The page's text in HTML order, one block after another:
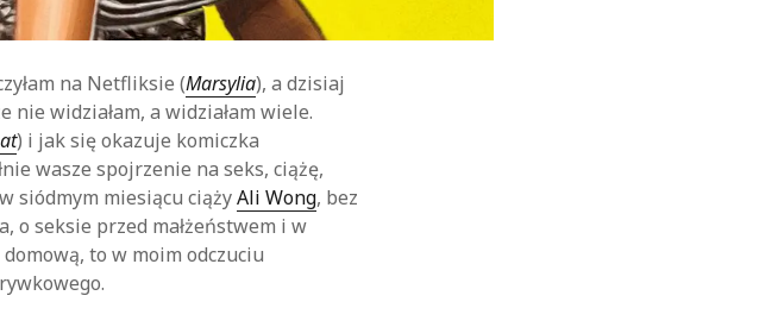
na Netfliksie (Marsylia), a dzisiaj
nie widziałam, a widziałam wiele.
) i jak się okazuje komiczka
wasze spojrzenie na seks, ciążę,
siódmym miesiącu ciążyAli Wong, bez
o seksie przed małżeństwem i w
to w moim odczuciu